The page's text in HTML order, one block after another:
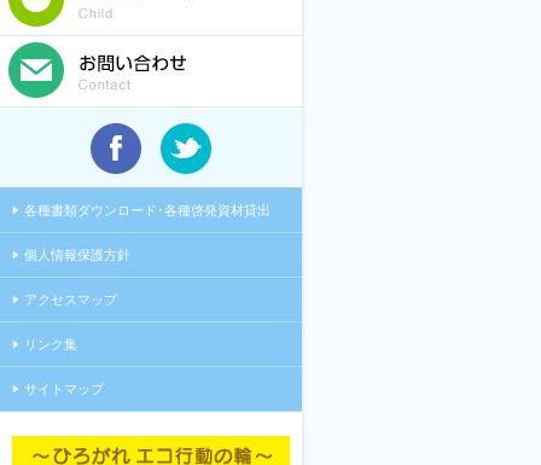
各種書類ダウンロード･各種啓発資材貸出
個人情報保護方針
アクセスマップ
リンク集
サイトマップ